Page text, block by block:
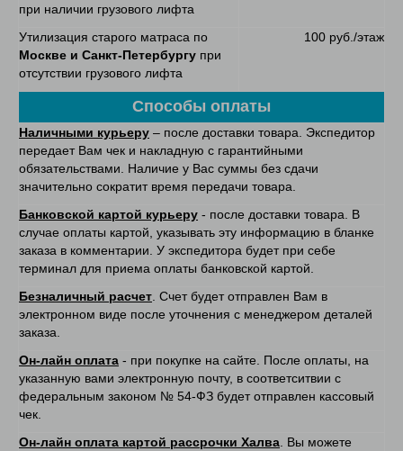
при наличии грузового лифта
Утилизация старого матраса по
Москве и Санкт-Петербургу при
отсутствии грузового лифта
100 руб./этаж
Способы оплаты
Наличными курьеру – после доставки товара. Экспедитор
передает Вам чек и накладную с гарантийными
обязательствами. Наличие у Вас суммы без сдачи
значительно сократит время передачи товара.
Банковской картой курьеру - после доставки товара. В
случае оплаты картой, указывать эту информацию в бланке
заказа в комментарии. У экспедитора будет при себе
терминал для приема оплаты банковской картой.
Безналичный расчет . Счет будет отправлен Вам в
электронном виде после уточнения с менеджером деталей
заказа.
Он-лайн оплата - при покупке на сайте. После оплаты, на
указанную вами электронную почту, в соответситвии с
федеральным законом № 54-ФЗ будет отправлен кассовый
чек.
Он-лайн оплата картой рассрочки Халва . Вы можете